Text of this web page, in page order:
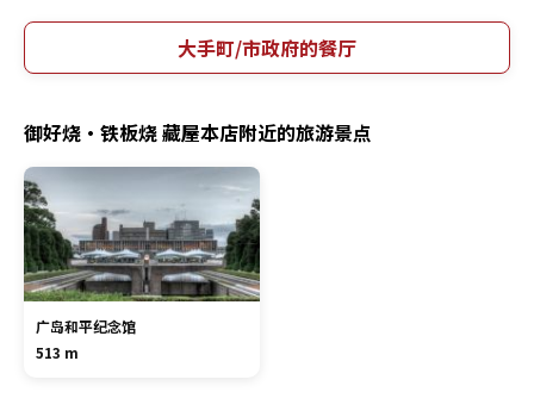
大手町/市政府的餐厅
御好烧・铁板烧 藏屋本店附近的旅游景点
广岛和平纪念馆
513 m